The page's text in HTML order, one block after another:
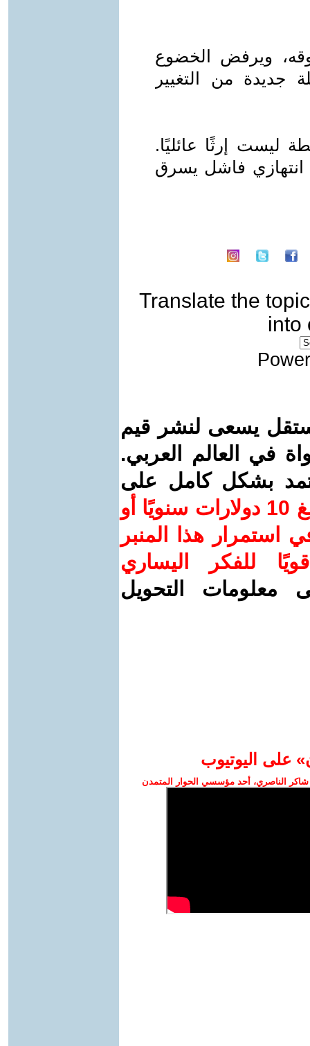
ويرفض الخضوع
جديدة من التغيير
ليست إرثًا عائليًا.
انتهازي فاشل يسرق
Translate the topic
into
يسعى لنشر قيم
في العالم العربي.
بشكل كامل على
ساهم/ي معنا! بدعمكم بمبلغ 10 دولارات سنويًا أو
استمرار هذا المنبر
للفكر اليساري
معلومات التحويل
على اليوتيوب
الناصري، أحد مؤسسي الحوار المتمدن